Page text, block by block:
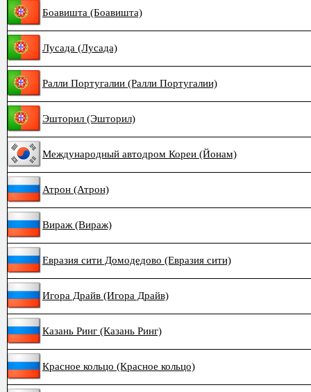
Боавишта (Боавишта)
Лусада (Лусада)
Ралли Португалии (Ралли Португалии)
Эшторил (Эшторил)
Международный автодром Кореи (Йонам)
Атрон (Атрон)
Вираж (Вираж)
Евразия сити Домодедово (Евразия сити)
Игора Драйв (Игора Драйв)
Казань Ринг (Казань Ринг)
Красное кольцо (Красное кольцо)